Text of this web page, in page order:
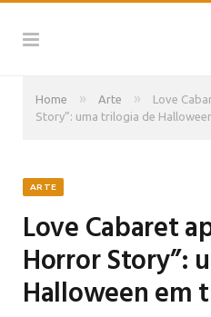
Home » Arte »
Love
Story”: uma trilogia de
ARTE
Love Cabaret
Horror Story”:
Halloween em